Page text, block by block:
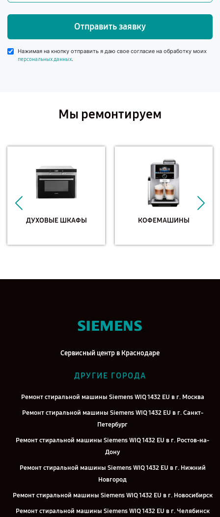
Отправить заявку
Нажимая на кнопку отправить я даю свое согласие на обработку моих
персональных данных.
Мы ремонтируем
ДУХОВЫЕ ШКАФЫ КОФЕМАШИНЫ
Сервисный центр в Краснодаре
ДРУГИЕ ГОРОДА
Ремонт стиральной машины Siemens WIQ 1432 EU в г. Москва
Ремонт стиральной машины Siemens WIQ 1432 EU в г. Санкт-
Петербург
Ремонт стиральной машины Siemens WIQ 1432 EU в г. Ростов-на-
Дону
Ремонт стиральной машины Siemens WIQ 1432 EU в г. Нижний
Новгород
Ремонт стиральной машины Siemens WIQ 1432 EU в г. Новосибирск
Ремонт стиральной машины Siemens WIQ 1432 EU в г. Челябинск